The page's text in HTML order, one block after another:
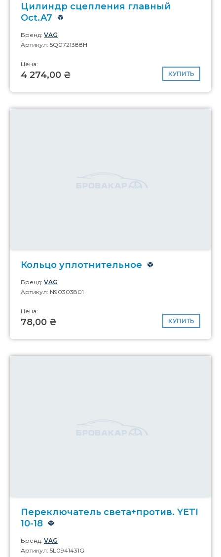
Цилиндр сцепления главный
Oct.A7
Бренд: VAG
Артикул: 5Q0721388H
Цена:
4 274,00 ₴ КУПИТЬ
Кольцо уплотнительное
Бренд: VAG
Артикул: N90303801
Цена:
78,00 ₴ КУПИТЬ
Переключатель света+против. YETI
10-18
Бренд: VAG
Артикул: 5L0941431G